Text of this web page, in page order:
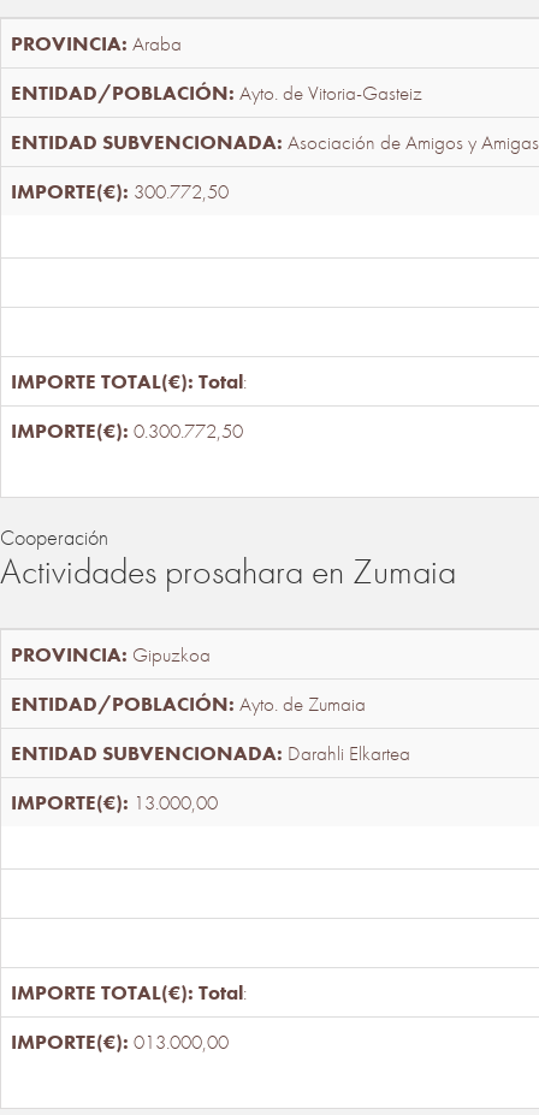
Araba
Ayto. de Vitoria-Gasteiz
Asociación de Amigos y
300.772,50
Total:
0.300.772,50
Cooperación
Actividades prosahara en Zumaia
Gipuzkoa
Ayto. de Zumaia
Darahli Elkartea
13.000,00
Total:
013.000,00